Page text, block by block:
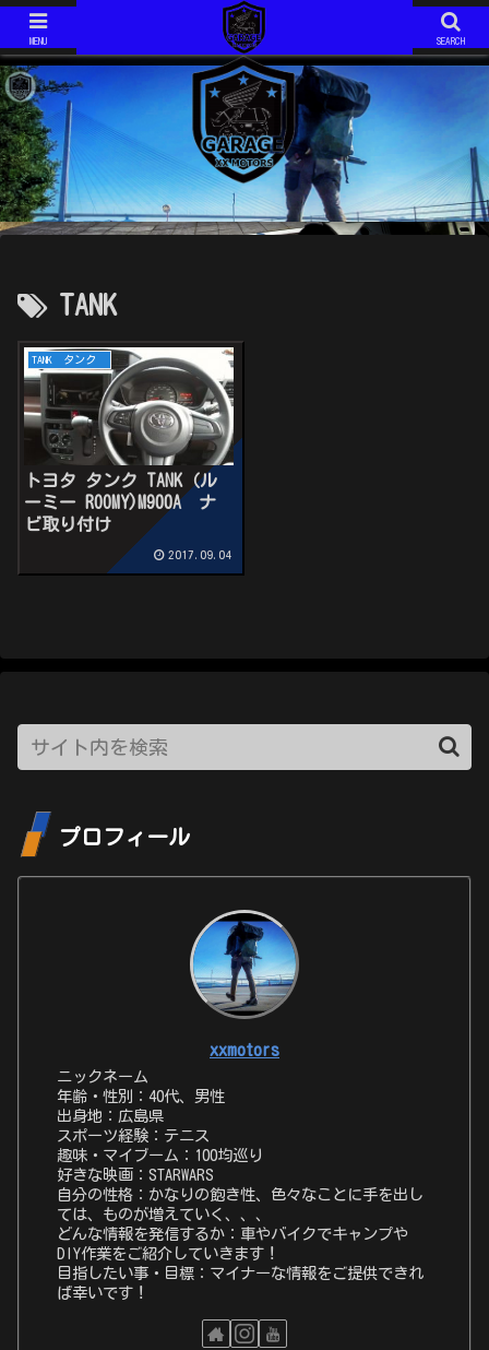
ジムニーJIMNY JA11V改
モトコンポ MOTOCOMPO AB12
モトコンポ MOTOCOMPO AB12 年式は不明です。 コンパクトに折り畳み可能な、HONDAが誇る？ミニバイクです。 ガソリンスタンドでは必ず話しかけられます。 ミニマムキャンプ仕様に、改造中！
TANK
TANK タンク
トヨタ タンク TANK（ル
ーミー ROOMY)M900A ナ
ビ取り付け
2017.09.04
プロフィール
xxmotors
ニックネーム
年齢・性別：40代、男性
出身地：広島県
スポーツ経験：テニス
趣味・マイブーム：100均巡り
好きな映画：STARWARS
自分の性格：かなりの飽き性、色々なことに手を出し
ては、ものが増えていく、、、
どんな情報を発信するか：車やバイクでキャンプや
DIY作業をご紹介していきます！
目指したい事・目標：マイナーな情報をご提供できれ
ば幸いです！
MENU SEARCH